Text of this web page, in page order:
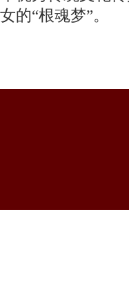
女的“根魂梦”。